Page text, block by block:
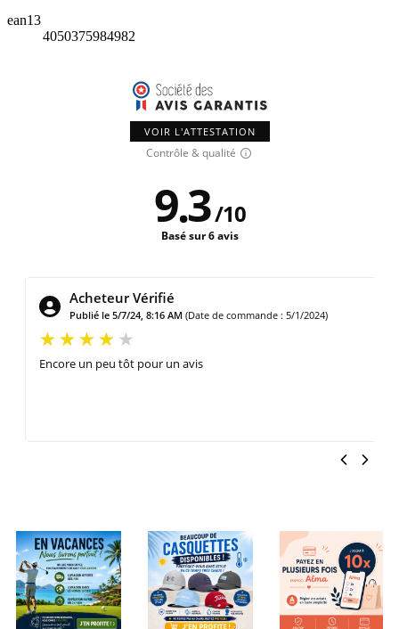
ean13
4050375984982
VOIR L'ATTESTATION
Contrôle & qualité
9.3/10
Basé sur 6 avis
Acheteur Vérifié
Publié le 4/19/24, 5:03 PM (Date de commande : 4/11/2024)